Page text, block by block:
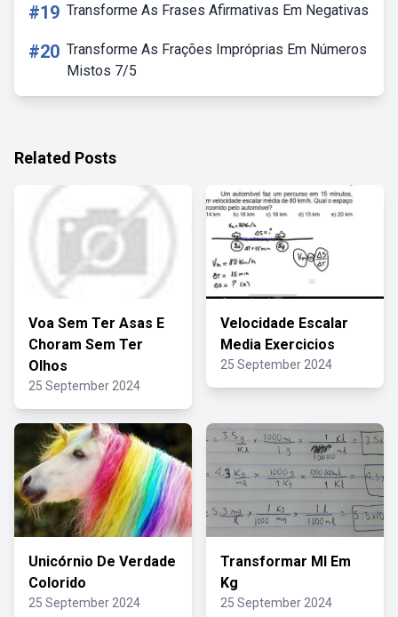
#19 Transforme As Frases Afirmativas Em Negativas
#20 Transforme As Frações Impróprias Em Números
Mistos 7/5
Related Posts
Voa Sem Ter Asas E
Choram Sem Ter
Olhos
25 September 2024
Velocidade Escalar
Media Exercicios
25 September 2024
Unicórnio De Verdade
Colorido
25 September 2024
Transformar Ml Em
Kg
25 September 2024